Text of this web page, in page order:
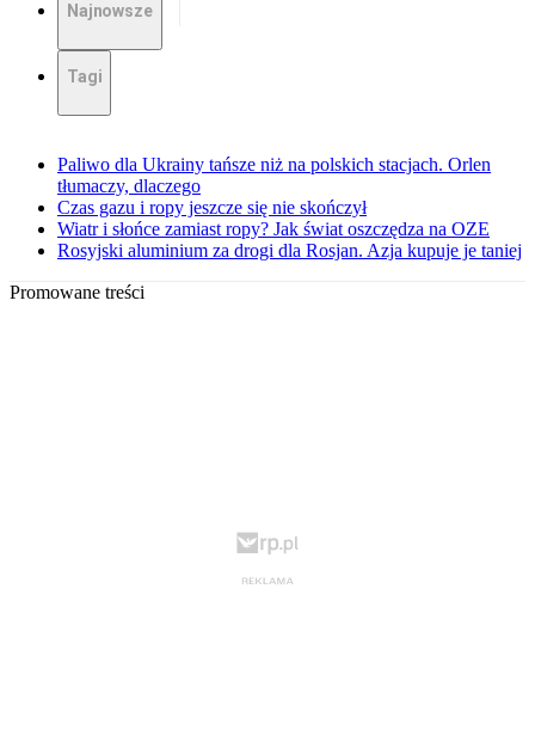
Najnowsze
Tagi
Paliwo dla Ukrainy tańsze niż na polskich stacjach. Orlen
tłumaczy, dlaczego
Czas gazu i ropy jeszcze się nie skończył
Wiatr i słońce zamiast ropy? Jak świat oszczędza na OZE
Rosyjski aluminium za drogi dla Rosjan. Azja kupuje je taniej
Promowane treści